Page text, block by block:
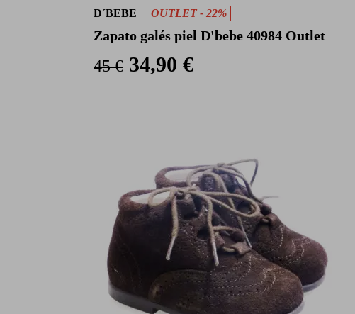
D´BEBE OUTLET - 22%
Zapato galés piel D'bebe 40984 Outlet
45 € 34,90 €